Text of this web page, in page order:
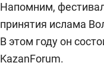
Напомним,
принятия ислама
В этом году он
KazanForum.